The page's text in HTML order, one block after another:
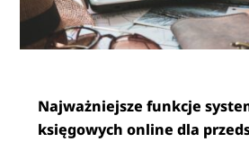
Najważniejsze funkcje
księgowych online dla